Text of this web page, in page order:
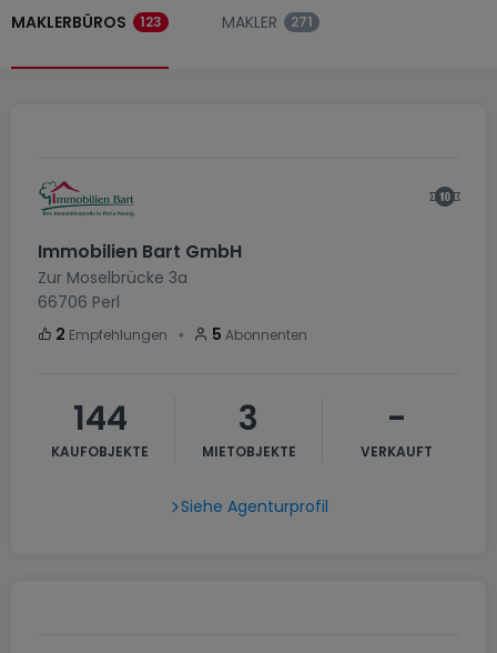
MAKLERBÜROS 123 MAKLER 271
Immobilien Bart GmbH
Zur Moselbrücke 3a
66706 Perl
2 Empfehlungen ・ 5 Abonnenten
144
KAUFOBJEKTE
3
MIETOBJEKTE
-
VERKAUFT
Siehe Agenturprofil